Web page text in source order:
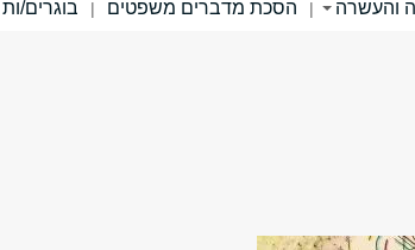
והעשרה | הסכת מדברים משפטים | בוגרים/ות